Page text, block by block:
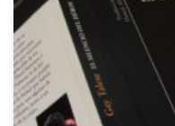
A mi amigo Antonio,
considerado como uno de
Periodismo, caracterizado
mecanismos literarios de
diálogos, conflictos,
técnica a la hora de